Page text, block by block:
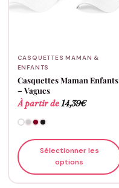
CASQUETTES MAMAN &
ENFANTS
Casquettes Maman Enfants
– Vagues
À partir de14,39€
Sélectionner les
options